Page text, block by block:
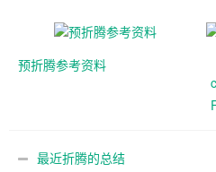
预折腾参考资料
最近折腾的总结